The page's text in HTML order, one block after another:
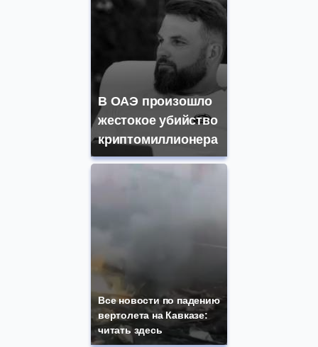
В ОАЭ произошло
жестокое убийство
криптомиллионера
Все новости по падению
вертолета на Кавказе:
читать здесь